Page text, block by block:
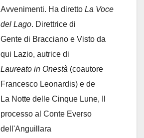
Avvenimenti. Ha diretto La Voce
del Lago. Direttrice di
Gente di Bracciano e Visto da
qui Lazio, autrice di
Laureato in Onestà (coautore
Francesco Leonardis) e de
La Notte delle Cinque Lune, Il
processo al Conte Everso
dell'Anguillara